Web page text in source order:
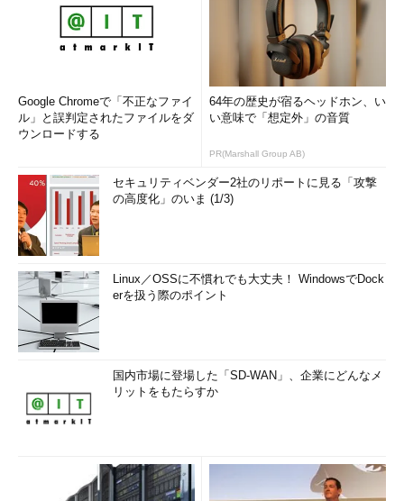
Google Chromeで「不正なファイ
ル」と誤判定されたファイルをダ
ウンロードする
64年の歴史が宿るヘッドホン、い
い意味で「想定外」の音質
PR(Marshall Group AB)
セキュリティベンダー2社のリポートに見る「攻撃
の高度化」のいま (1/3)
Linux／OSSに不慣れでも大丈夫！ WindowsでDock
erを扱う際のポイント
国内市場に登場した「SD-WAN」、企業にどんなメ
リットをもたらすか